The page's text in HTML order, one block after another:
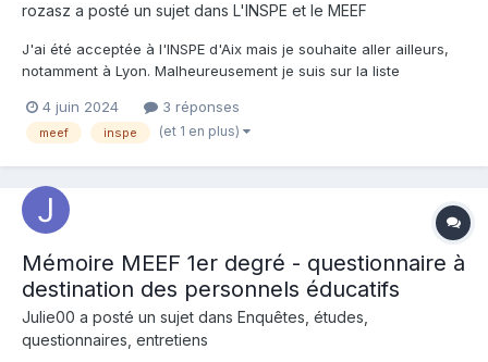
rozasz a posté un sujet dans L'INSPE et le MEEF
J'ai été acceptée à l'INSPE d'Aix mais je souhaite aller ailleurs,
notamment à Lyon. Malheureusement je suis sur la liste
plusieures académies) et 44ème à Saint-Etienne. Mon rêve est
d'aller à Lyon, pensez-vous que c'est possible ? J'ai aussi...
4 juin 2024 3 réponses
meef inspe (et 1 en plus)
Mémoire MEEF 1er degré - questionnaire à
destination des personnels éducatifs
Julie00 a posté un sujet dans Enquêtes, études,
questionnaires, entretiens